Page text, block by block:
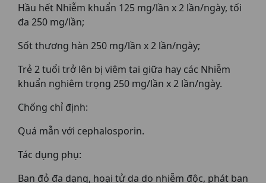
Hầu hết Nhiễm khuẩn 125 mg/lần x 2 lần/ngày, tối
đa 250 mg/lần;
Sốt thương hàn 250 mg/lần x 2 lần/ngày;
Trẻ 2 tuổi trở lên bị viêm tai giữa hay các Nhiễm
khuẩn nghiêm trọng 250 mg/lần x 2 lần/ngày.
Chống chỉ định:
Quá mẫn với cephalosporin.
Tác dụng phụ:
Ban đỏ đa dạng, hoại tử da do nhiễm độc, phát ban